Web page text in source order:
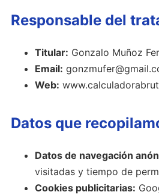
Responsable del
Titular: Gonzalo Muñoz
Email:
Web:
Datos que
Datos de navegación
visitadas y tiempo de
Cookies publicitarias: